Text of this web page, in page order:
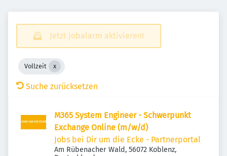
Jetzt Jobalarm aktivieren!
Vollzeit
Suche zurücksetzen
M365 System Engineer - Schwerpunkt
Exchange Online (m/w/d)
Jobs bei Dir um die Ecke - Partnerportal
Am Rübenacher Wald, 56072 Koblenz,